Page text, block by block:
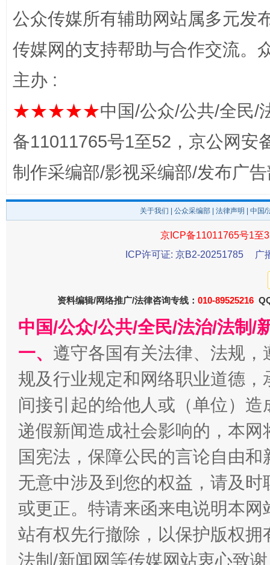
完善运行机制助力责任有效落实 一纸欠
东山县通报“牛蛙产品抗生素超标问题” 法
千年窑火 生生不息
公众传媒所有辅助网站属多元发
传媒网的支持帮助与合作交流。
主办 :
★★★★★中国/公众/公共/全民/
备11011765号1至52，京公网安
制作采编部/影视采编部/发布广
关于我们 公众采编部 法律声明 | 中国
京ICP备11011765号1至
ICP许可证: 京B2-20251785
广
资料编辑/网络推广/法律咨询专线： 010-89525216
中国/公众/公共/全民/法治/法制/
一、 遵守各国有关法律、法规
规及行业规定和网络职业道德
间接引起的给他人或（单位）
递假新闻造成社会影响的，本
国宪法，保障公民的言论自由
无意中涉及到您的权益，请及
或更正。特请来函来电说明本
站有权先行撤除，以保护版权
法制/新闻网等传媒网站衷心致